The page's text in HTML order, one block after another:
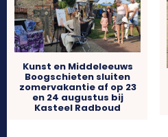
Kunst en Middeleeuws
Boogschieten sluiten
zomervakantie af op 23
en 24 augustus bij
Kasteel Radboud